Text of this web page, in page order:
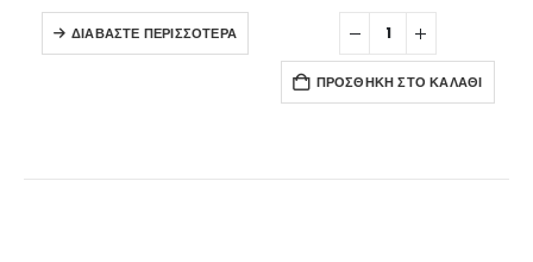
ΔΙΑΒΆΣΤΕ ΠΕΡΙΣΣΌΤΕΡΑ
ΠΡΟΣΘΉΚΗ ΣΤΟ ΚΑΛΆΘΙ